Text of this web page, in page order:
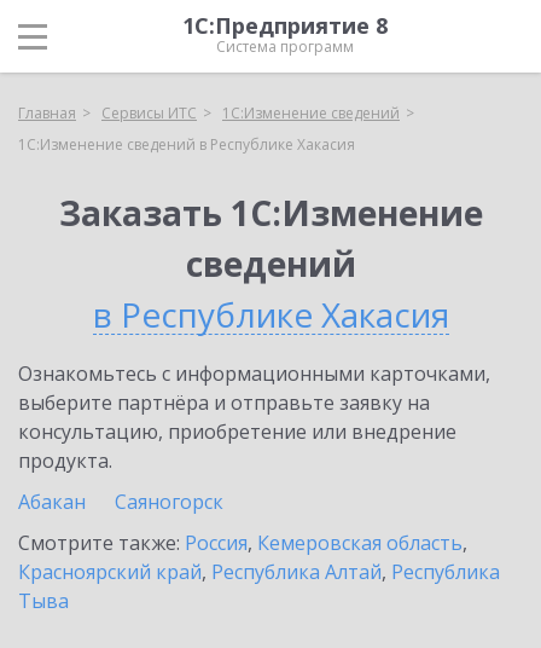
1С:Предприятие 8
Система программ
Главная Сервисы ИТС
1С:Изменение сведений
1С:Изменение сведений в Республике Хакасия
Заказать 1С:Изменение
сведений
в Республике Хакасия
Ознакомьтесь с информационными карточками,
выберите партнёра и отправьте заявку на
консультацию, приобретение или внедрение
продукта.
Абакан
Саяногорск
Смотрите также: Россия, Кемеровская область,
Красноярский край, Республика Алтай, Республика
Тыва